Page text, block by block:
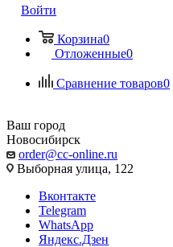
Войти
Корзина0
Отложенные0
Сравнение товаров0
Ваш город
Новосибирск
order@cc-online.ru
Выборная улица, 122
Вконтакте
Telegram
WhatsApp
Яндекс.Дзен